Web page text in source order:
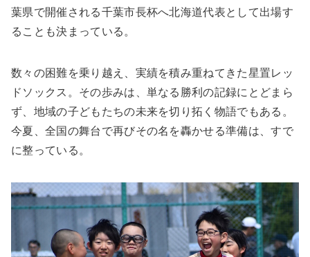
葉県で開催される千葉市長杯へ北海道代表として出場す
ることも決まっている。
数々の困難を乗り越え、実績を積み重ねてきた星置レッ
ドソックス。その歩みは、単なる勝利の記録にとどまら
ず、地域の子どもたちの未来を切り拓く物語でもある。
今夏、全国の舞台で再びその名を轟かせる準備は、すで
に整っている。